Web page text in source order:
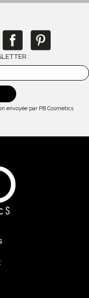
:
envoyée par PB Cosmetics